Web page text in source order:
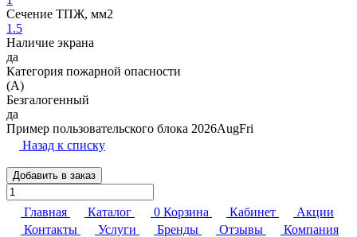
Сечение ТПЖ, мм2
1.5
Наличие экрана
да
Категория пожарной опасности
(A)
Безгалогенный
да
Пример пользовательского блока 2026AugFri
Назад к списку
Добавить в заказ
Главная Каталог 0 Корзина Кабинет
Акции
Контакты
Услуги Бренды Отзывы
Компания